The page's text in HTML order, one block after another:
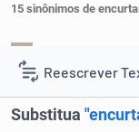
Reescrever
Resumir Texto
15 sinônimos de